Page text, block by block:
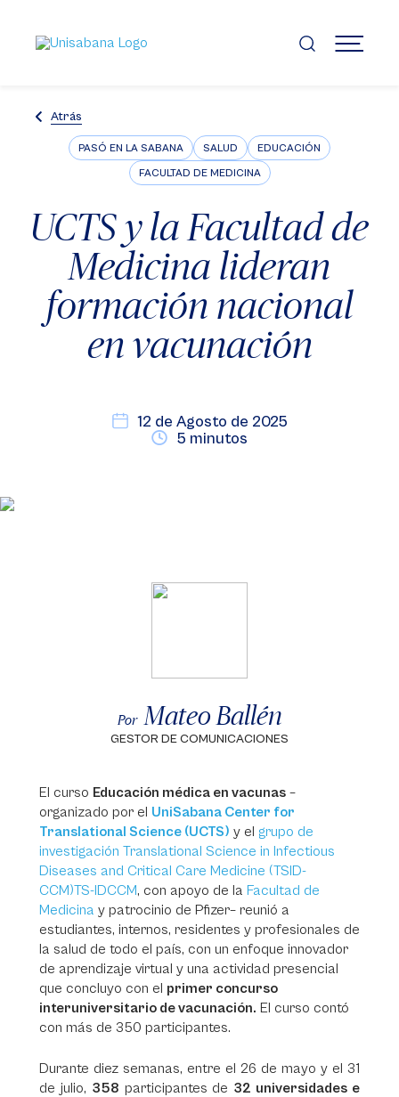
contenido
principal
MENÚ
Atrás
PASÓ EN LA SABANA SALUD EDUCACIÓN
FACULTAD DE MEDICINA
UCTS y la Facultad de
Medicina lideran
formación nacional
en vacunación
12 de Agosto de 2025
5 minutos
Por Mateo Ballén
GESTOR DE COMUNICACIONES
El curso Educación médica en vacunas –
organizado por el UniSabana Center for
Translational Science (UCTS) y el grupo de
investigación Translational Science in Infectious
Diseases and Critical Care Medicine (TSID-
CCM)TS-IDCCM, con apoyo de la Facultad de
Medicina y patrocinio de Pfizer– reunió a
estudiantes, internos, residentes y profesionales de
la salud de todo el país, con un enfoque innovador
de aprendizaje virtual y una actividad presencial
que concluyo con el primer concurso
interuniversitario de vacunación. El curso contó
con más de 350 participantes.
Durante diez semanas, entre el 26 de mayo y el 31
de julio, 358 participantes de 32 universidades e